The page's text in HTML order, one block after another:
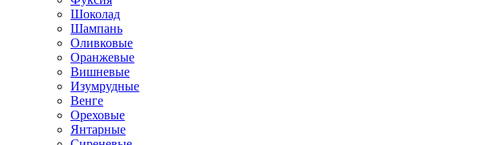
Шоколад
Шампань
Оливковые
Оранжевые
Вишневые
Изумрудные
Венге
Ореховые
Янтарные